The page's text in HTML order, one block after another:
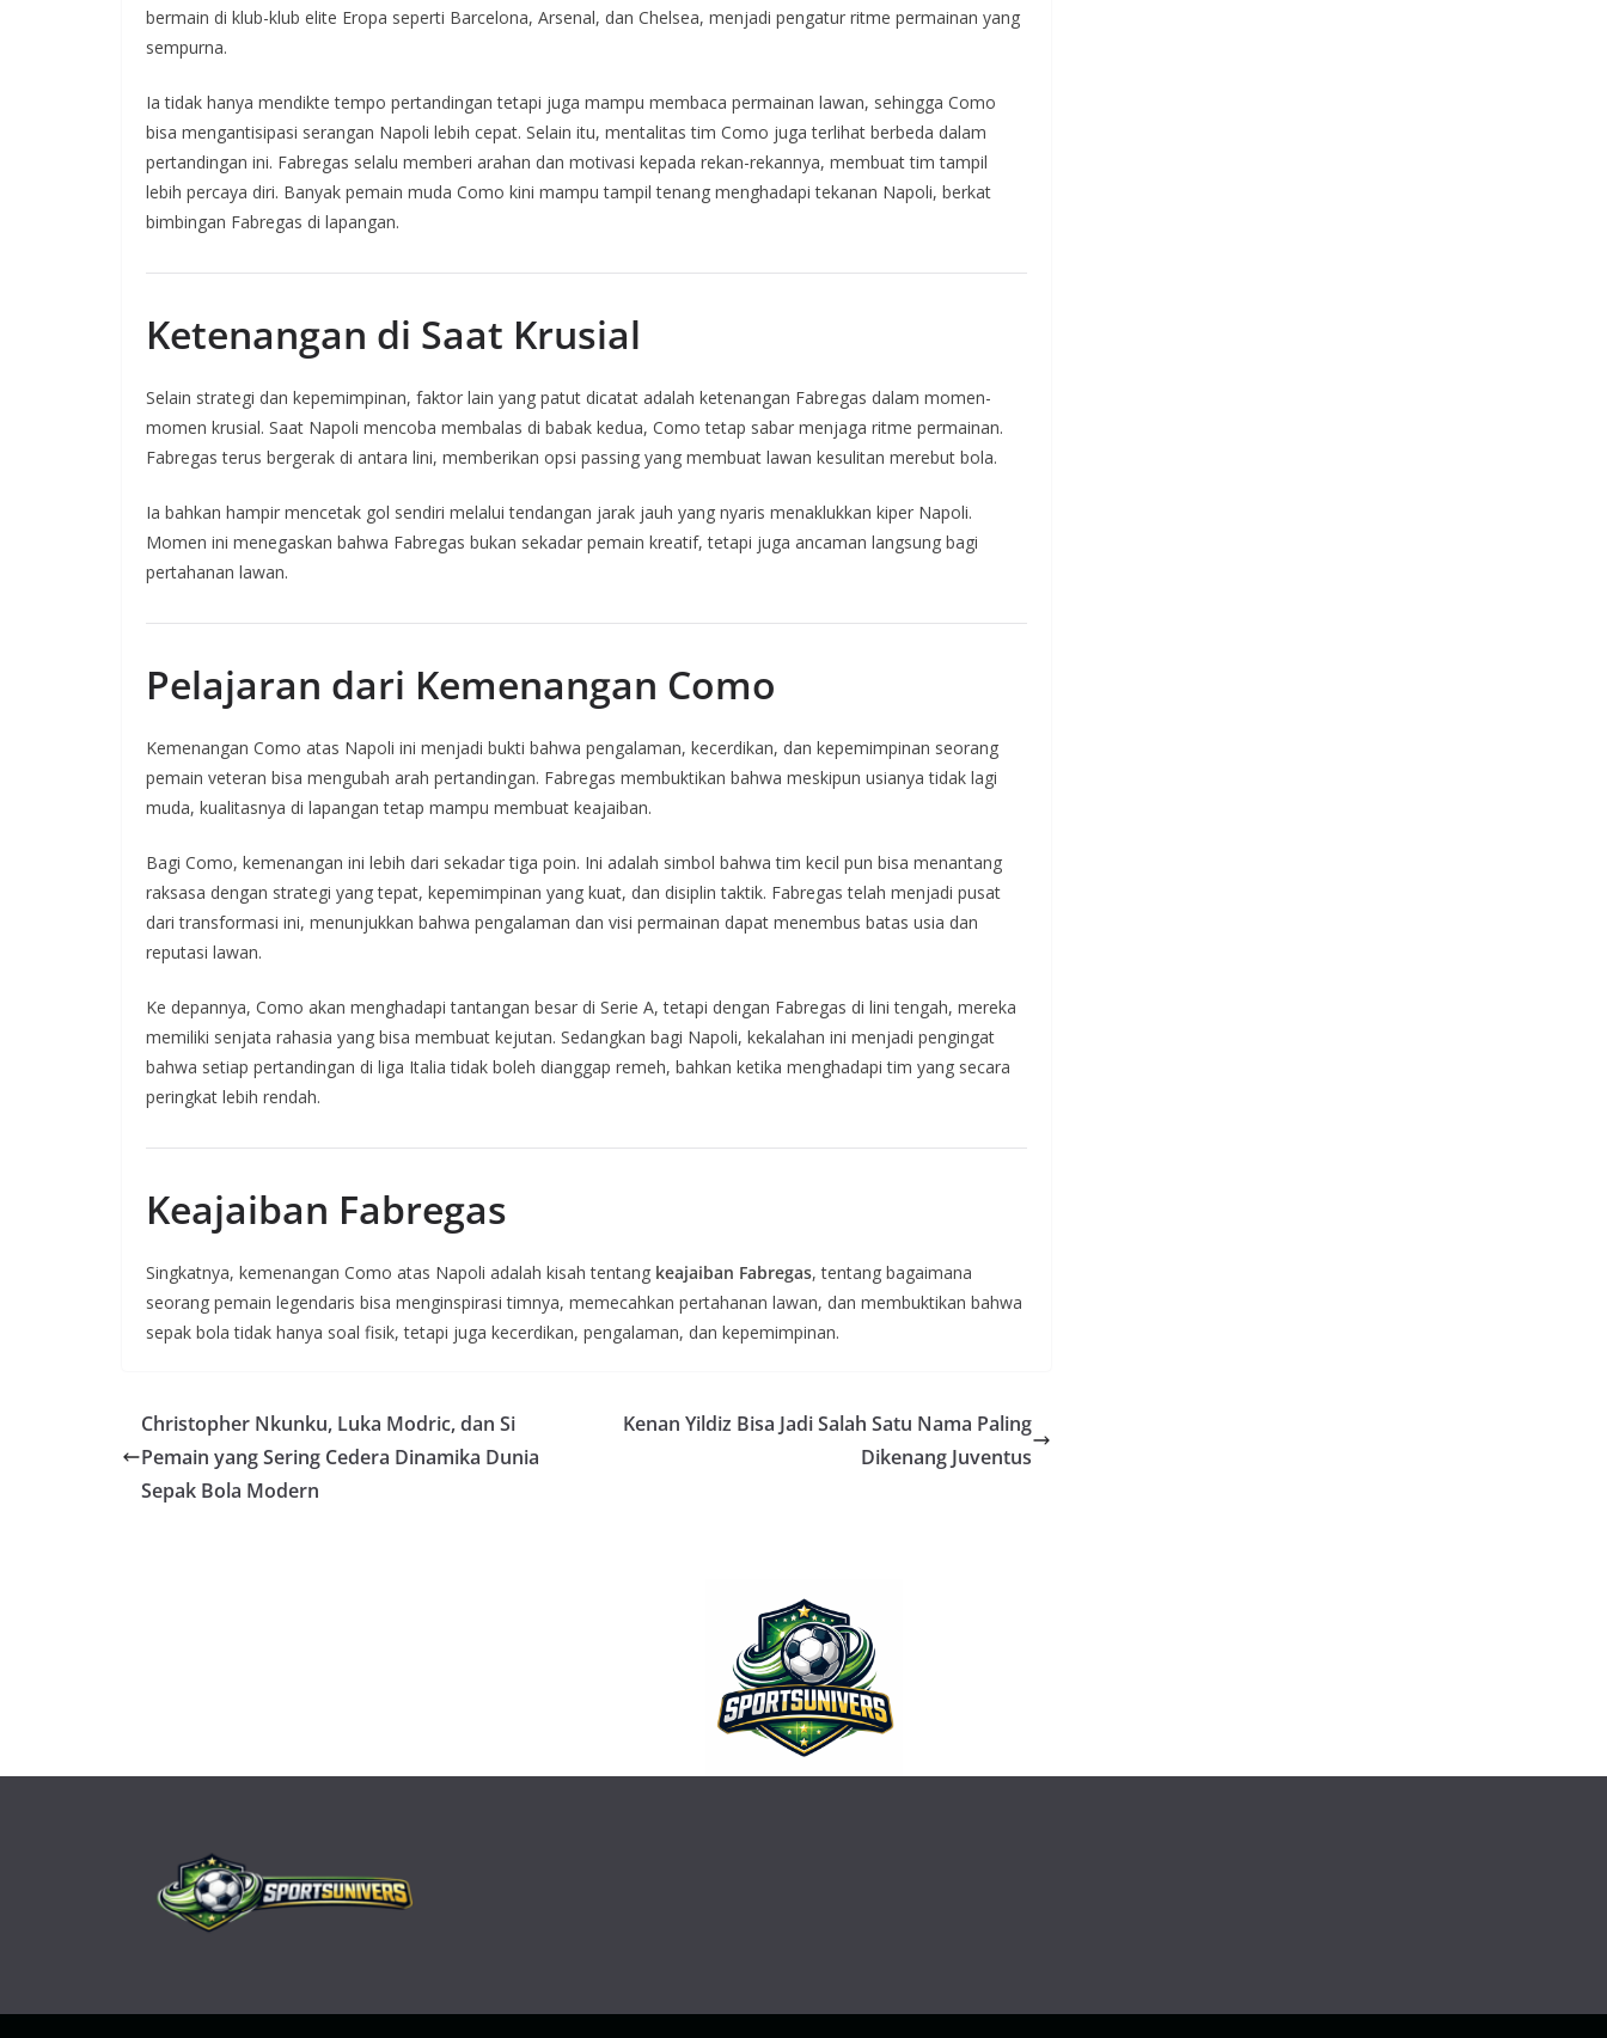
bermain di klub-klub elite Eropa seperti Barcelona, Arsenal, dan Chelsea, menjadi pengatur ritme permainan yang
sempurna.
Ia tidak hanya mendikte tempo pertandingan tetapi juga mampu membaca permainan lawan, sehingga Como
bisa mengantisipasi serangan Napoli lebih cepat. Selain itu, mentalitas tim Como juga terlihat berbeda dalam
pertandingan ini. Fabregas selalu memberi arahan dan motivasi kepada rekan-rekannya, membuat tim tampil
lebih percaya diri. Banyak pemain muda Como kini mampu tampil tenang menghadapi tekanan Napoli, berkat
bimbingan Fabregas di lapangan.
Ketenangan di Saat Krusial
Selain strategi dan kepemimpinan, faktor lain yang patut dicatat adalah ketenangan Fabregas dalam momen-
momen krusial. Saat Napoli mencoba membalas di babak kedua, Como tetap sabar menjaga ritme permainan.
Fabregas terus bergerak di antara lini, memberikan opsi passing yang membuat lawan kesulitan merebut bola.
Ia bahkan hampir mencetak gol sendiri melalui tendangan jarak jauh yang nyaris menaklukkan kiper Napoli.
Momen ini menegaskan bahwa Fabregas bukan sekadar pemain kreatif, tetapi juga ancaman langsung bagi
pertahanan lawan.
Pelajaran dari Kemenangan Como
Kemenangan Como atas Napoli ini menjadi bukti bahwa pengalaman, kecerdikan, dan kepemimpinan seorang
pemain veteran bisa mengubah arah pertandingan. Fabregas membuktikan bahwa meskipun usianya tidak lagi
muda, kualitasnya di lapangan tetap mampu membuat keajaiban.
Bagi Como, kemenangan ini lebih dari sekadar tiga poin. Ini adalah simbol bahwa tim kecil pun bisa menantang
raksasa dengan strategi yang tepat, kepemimpinan yang kuat, dan disiplin taktik. Fabregas telah menjadi pusat
dari transformasi ini, menunjukkan bahwa pengalaman dan visi permainan dapat menembus batas usia dan
reputasi lawan.
Ke depannya, Como akan menghadapi tantangan besar di Serie A, tetapi dengan Fabregas di lini tengah, mereka
memiliki senjata rahasia yang bisa membuat kejutan. Sedangkan bagi Napoli, kekalahan ini menjadi pengingat
bahwa setiap pertandingan di liga Italia tidak boleh dianggap remeh, bahkan ketika menghadapi tim yang secara
peringkat lebih rendah.
Keajaiban Fabregas
Singkatnya, kemenangan Como atas Napoli adalah kisah tentang keajaiban Fabregas, tentang bagaimana
seorang pemain legendaris bisa menginspirasi timnya, memecahkan pertahanan lawan, dan membuktikan bahwa
sepak bola tidak hanya soal fisik, tetapi juga kecerdikan, pengalaman, dan kepemimpinan.
Christopher Nkunku, Luka Modric, dan Si
Pemain yang Sering Cedera Dinamika Dunia
Sepak Bola Modern
Kenan Yildiz Bisa Jadi Salah Satu Nama Paling
Dikenang Juventus